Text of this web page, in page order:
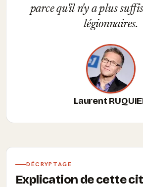
parce qu'il n'y a plus
légionnaires.
Laurent
DÉCRYPTAGE
Explication de cette